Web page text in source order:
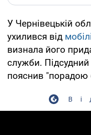
У Чернівецькій
ухилився від
визнала його
служби. Підсудний
пояснив "порадою